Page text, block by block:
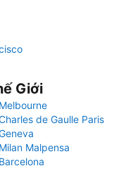
Giới
de Gaulle Paris
Malpensa